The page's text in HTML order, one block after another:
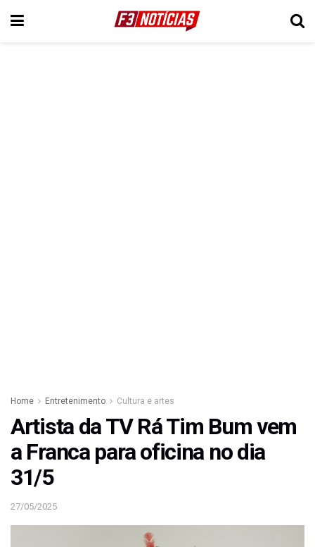
Home Entretenimento Cultura e artes
Artista da TV Rá Tim Bum vem
a Franca para oficina no dia
31/5
27/05/2025